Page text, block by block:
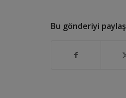
Bu gönderiyi paylaş